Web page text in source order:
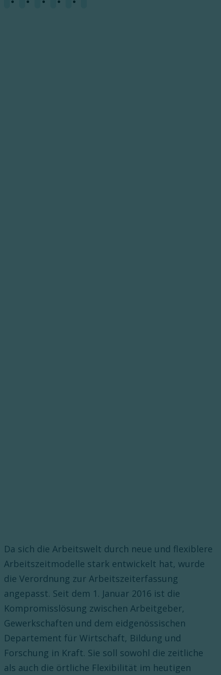
Da sich die Arbeitswelt durch neue und flexiblere
Arbeitszeitmodelle stark entwickelt hat, wurde
die Verordnung zur Arbeitszeiterfassung
angepasst. Seit dem 1. Januar 2016 ist die
Kompromisslösung zwischen Arbeitgeber,
Gewerkschaften und dem eidgenössischen
Departement für Wirtschaft, Bildung und
Forschung in Kraft. Sie soll sowohl die zeitliche
als auch die örtliche Flexibilität im heutigen